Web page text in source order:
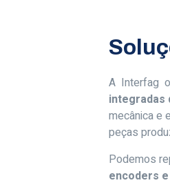
A Interfag
integradas
mecânica e
peças
Podemos
encoders e